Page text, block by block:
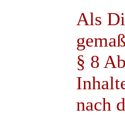
Als
§ 8
nach